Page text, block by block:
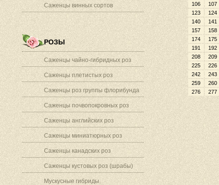
Саженцы винных сортов
РОЗЫ
Саженцы чайно-гибридных роз
Саженцы плетистых роз
Саженцы роз группы флорибунда
Саженцы почвопокровных роз
Саженцы английских роз
Саженцы миниатюрных роз
Саженцы канадских роз
Саженцы кустовых роз (шрабы)
Мускусные гибриды.
106
107
123
124
140
141
157
158
174
175
191
192
208
209
225
226
242
243
259
260
276
277